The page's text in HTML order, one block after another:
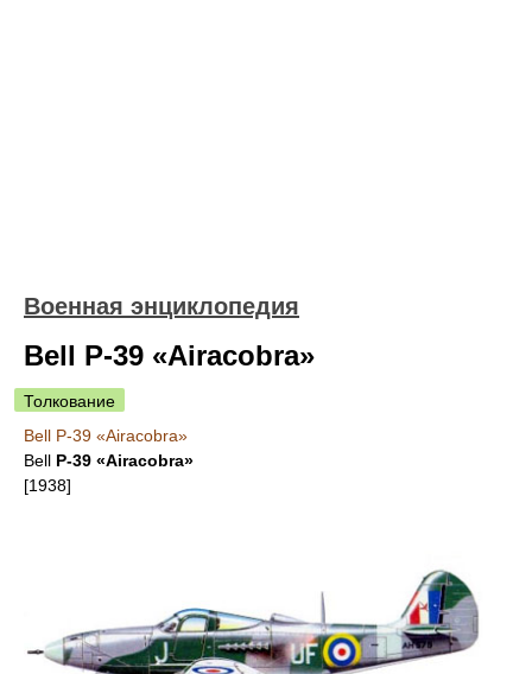
Военная энциклопедия
Bell P-39 «Airacobra»
Толкование
Bell P-39 «Airacobra»
Bell P-39 «Airacobra»
[1938]